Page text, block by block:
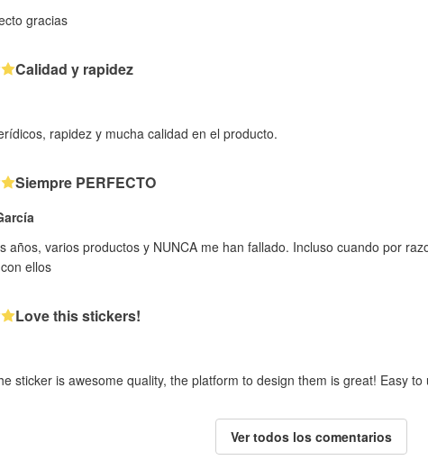
gracias
Calidad y rapidez
rapidez y mucha calidad en el producto.
Siempre PERFECTO
años, varios productos y NUNCA me han fallado. Incluso cuando por
ellos
Love this stickers!
sticker is awesome quality, the platform to design them is great! Easy
Ver todos los comentarios